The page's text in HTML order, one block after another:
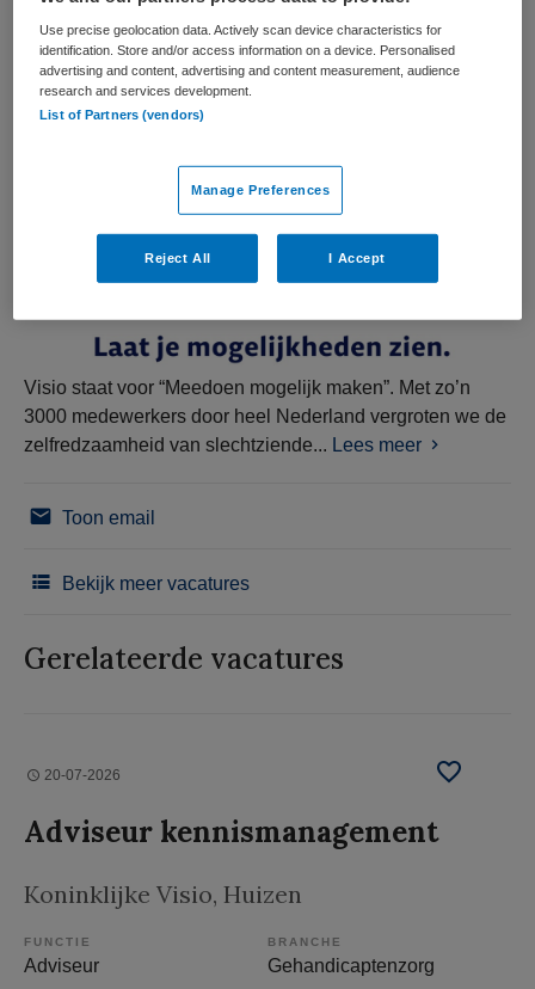
Deze vacature Concernadviseur kennismanagement bij
Koninklijke Visio is niet meer actueel. Hieronder staan
enkele vergelijkbare vacatures die voor u wellicht
interessant zijn.
Visio staat voor “Meedoen mogelijk maken”. Met zo’n
3000 medewerkers door heel Nederland vergroten we de
zelfredzaamheid van slechtziende... Lees meer
Toon email
Bekijk meer vacatures
Gerelateerde vacatures
20-07-2026
Adviseur kennismanagement
Koninklijke Visio, Huizen
FUNCTIE
Adviseur
BRANCHE
Gehandicaptenzorg
Use precise geolocation data. Actively scan device characteristics for
identification. Store and/or access information on a device. Personalised
advertising and content, advertising and content measurement, audience
research and services development.
List of Partners (vendors)
Manage Preferences
Reject All I Accept